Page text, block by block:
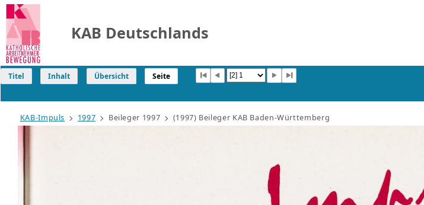
KAB Deutschlands
Titel Inhalt Übersicht Seite
KAB-Impuls 1997 Beileger 1997 (1997) Beileger KAB Baden-Württemberg